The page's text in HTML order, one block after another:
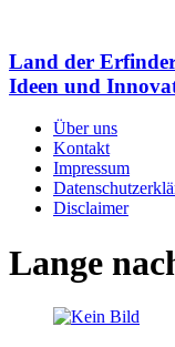
Land der
Ideen und
Über uns
Kontakt
Impressum
Disclaimer
Lange